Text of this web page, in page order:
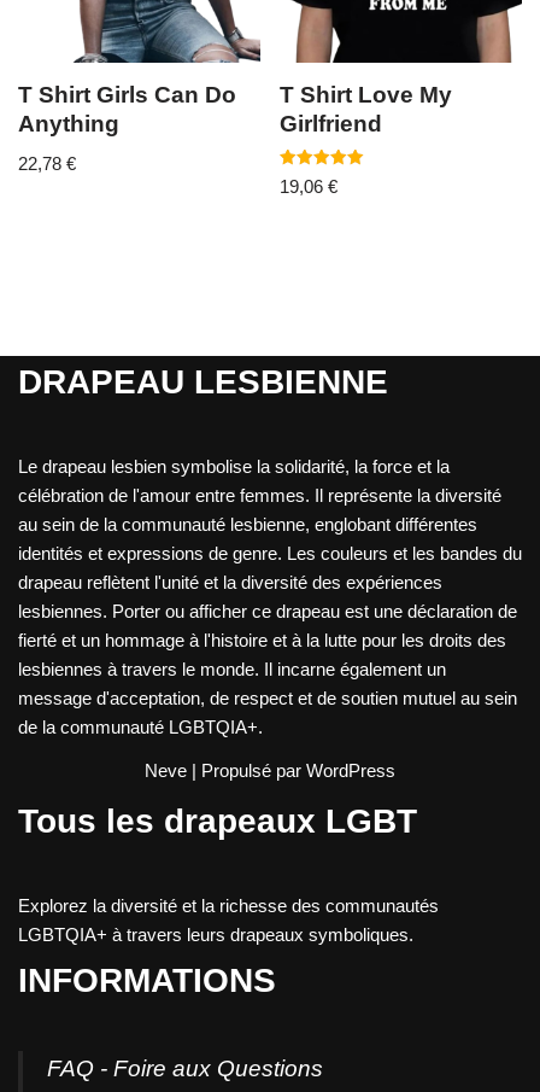
T Shirt Girls Can Do
Anything
22,78 €
T Shirt Love My
Girlfriend
Note
5.00
19,06€
DRAPEAU LESBIENNE
Le drapeau lesbien symbolise la solidarité, la force et la
célébration de l'amour entre femmes. Il représente la diversité
au sein de la communauté lesbienne, englobant différentes
identités et expressions de genre. Les couleurs et les bandes du
drapeau reflètent l'unité et la diversité des expériences
lesbiennes. Porter ou afficher ce drapeau est une déclaration de
fierté et un hommage à l'histoire et à la lutte pour les droits des
lesbiennes à travers le monde. Il incarne également un
message d'acceptation, de respect et de soutien mutuel au sein
de la communauté LGBTQIA+.
Neve | Propulsé par WordPress
Tous les drapeaux LGBT
Explorez la diversité et la richesse des communautés
LGBTQIA+ à travers leurs drapeaux symboliques.
INFORMATIONS
FAQ - Foire aux Questions